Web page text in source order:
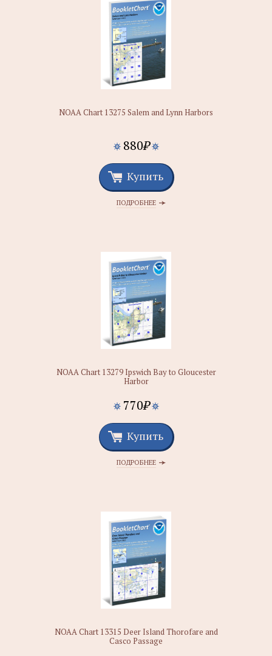
NOAA Chart 13275 Salem and Lynn Harbors
880₽
Купить
ПОДРОБНЕЕ
NOAA Chart 13279 Ipswich Bay to Gloucester
Harbor
770₽
Купить
ПОДРОБНЕЕ
NOAA Chart 13315 Deer Island Thorofare and
Casco Passage